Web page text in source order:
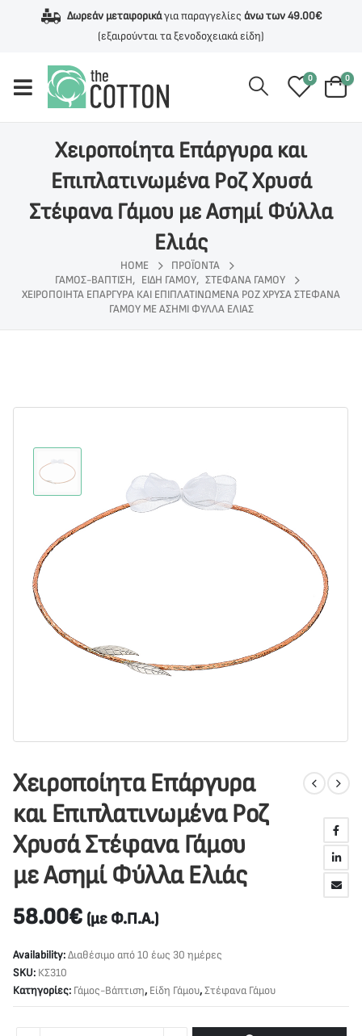
Δωρεάν μεταφορικάγια παραγγελίες άνω των 49.00€
(εξαιρούνται τα ξενοδοχειακά είδη)
0 0
Χειροποίητα Επάργυρα και
Επιπλατινωμένα Ροζ Χρυσά
Στέφανα Γάμου με Ασημί Φύλλα
Ελιάς
HOME
ΠΡΟΪΌΝΤΑ
ΓΆΜΟΣ-ΒΆΠΤΙΣΗ, ΕΊΔΗ ΓΆΜΟΥ, ΣΤΈΦΑΝΑ ΓΆΜΟΥ
ΧΕΙΡΟΠΟΊΗΤΑ ΕΠΆΡΓΥΡΑ ΚΑΙ ΕΠΙΠΛΑΤΙΝΩΜΈΝΑ ΡΟΖ ΧΡΥΣΆ ΣΤΈΦΑΝΑ
ΓΆΜΟΥ ΜΕ ΑΣΗΜΊ ΦΎΛΛΑ ΕΛΙΆΣ
Χειροποίητα Επάργυρα
και Επιπλατινωμένα Ροζ
Χρυσά Στέφανα Γάμου
με Ασημί Φύλλα Ελιάς
58.00€ (με Φ.Π.Α.)
Availability:Διαθέσιμο από 10 έως 30 ημέρες
SKU: ΚΣ310
Κατηγορίες: Γάμος-Βάπτιση, Είδη Γάμου,Στέφανα Γάμου